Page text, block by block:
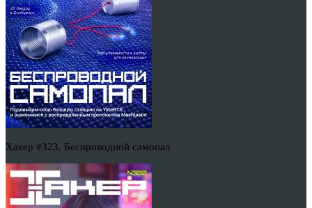
Хакер #323. Беспроводной самопал